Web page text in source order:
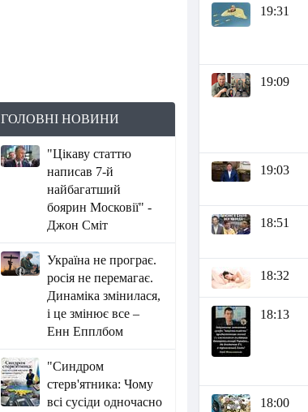
ГОЛОВНІ НОВИНИ
"Цікаву статтю
написав 7-й
найбагатший
боярин Московії" -
Джон Сміт
Україна не програє.
росія не перемагає.
Динаміка змінилася,
і це змінює все –
Енн Епплбом
"Синдром
стерв'ятника: Чому
всі сусіди одночасно
19:31
19:09
19:03
18:51
18:32
18:13
18:00